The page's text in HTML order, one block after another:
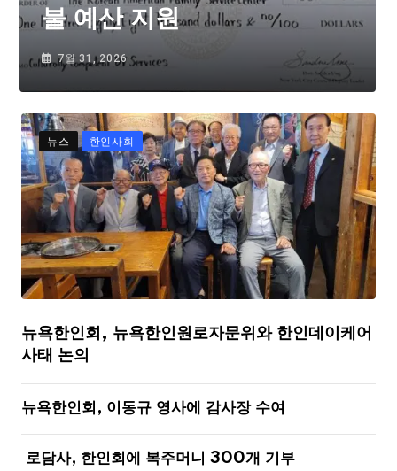
불 예산 지원
7월 31, 2026
뉴스 한인사회
뉴욕한인회, 뉴욕한인원로자문위와 한인데이케어
사태 논의
뉴욕한인회, 이동규 영사에 감사장 수여
로담사, 한인회에 복주머니 300개 기부